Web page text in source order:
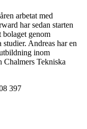
arbetat med
har sedan starten
genom
Andreas har en
inom
Chalmers Tekniska
397